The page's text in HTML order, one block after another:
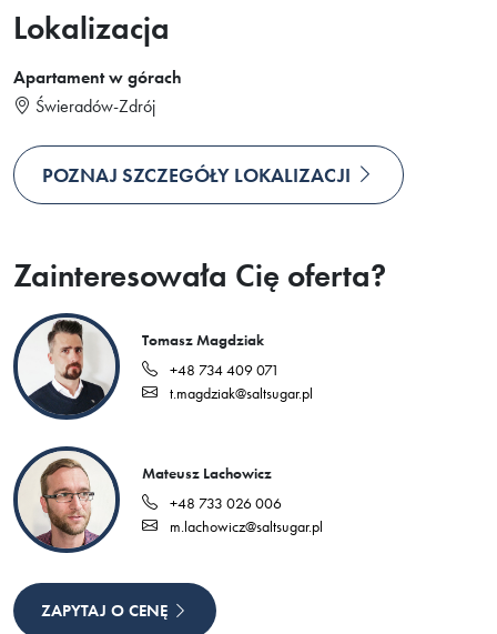
Lokalizacja
Apartament w górach
Świeradów-Zdrój
POZNAJ SZCZEGÓŁY LOKALIZACJI
Zainteresowała Cię oferta?
Tomasz Magdziak
+48 734 409 071
t.magdziak@saltsugar.pl
Mateusz Lachowicz
+48 733 026 006
m.lachowicz@saltsugar.pl
ZAPYTAJ O CENĘ